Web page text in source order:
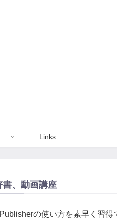
Links
書、動画講座
の使い方を素早く習得